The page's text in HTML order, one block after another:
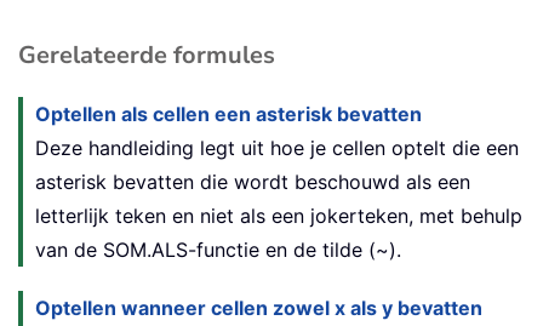
Gerelateerde formules
Optellen als cellen een asterisk bevatten
Deze handleiding legt uit hoe je cellen optelt die een
asterisk bevatten die wordt beschouwd als een
letterlijk teken en niet als een jokerteken, met behulp
van de SOM.ALS-functie en de tilde (~).
Optellen wanneer cellen zowel x als y bevatten